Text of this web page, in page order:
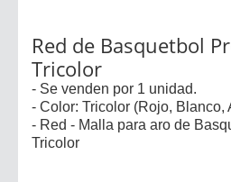
Red de Basquetbol
Tricolor
- Se venden por 1 unidad.
- Color: Tricolor (Rojo, Blanco,
- Red - Malla para aro de
Tricolor